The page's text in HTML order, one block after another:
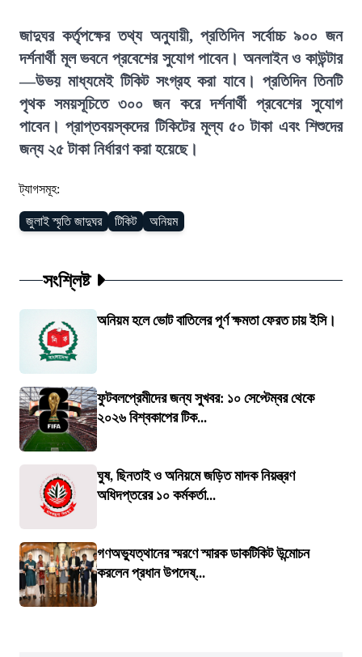
জাদুঘর কর্তৃপক্ষের তথ্য অনুযায়ী, প্রতিদিন সর্বোচ্চ ৯০০ জন
দর্শনার্থী মূল ভবনে প্রবেশের সুযোগ পাবেন। অনলাইন ও কাউন্টার
—উভয় মাধ্যমেই টিকিট সংগ্রহ করা যাবে। প্রতিদিন তিনটি
পৃথক সময়সূচিতে ৩০০ জন করে দর্শনার্থী প্রবেশের সুযোগ
পাবেন। প্রাপ্তবয়স্কদের টিকিটের মূল্য ৫০ টাকা এবং শিশুদের
জন্য ২৫ টাকা নির্ধারণ করা হয়েছে।
ট্যাগসমূহ:
জুলাই স্মৃতি জাদুঘর টিকিট অনিয়ম
সংশ্লিষ্ট
অনিয়ম হলে ভোট বাতিলের পূর্ণ ক্ষমতা ফেরত চায় ইসি।
ফুটবলপ্রেমীদের জন্য সুখবর: ১০ সেপ্টেম্বর থেকে
২০২৬ বিশ্বকাপের টিক...
ঘুষ, ছিনতাই ও অনিয়মে জড়িত মাদক নিয়ন্ত্রণ
অধিদপ্তরের ১০ কর্মকর্তা...
গণঅভ্যুত্থানের স্মরণে স্মারক ডাকটিকিট উন্মোচন
করলেন প্রধান উপদেষ্...